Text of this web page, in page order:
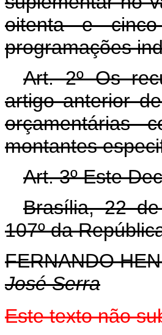
oitenta e
programações
Art. 2º Os
artigo anterior
orçamentárias
montantes
Art. 3º Este
Brasília, 22
107º da
FERNANDO
José Serra
Este texto não